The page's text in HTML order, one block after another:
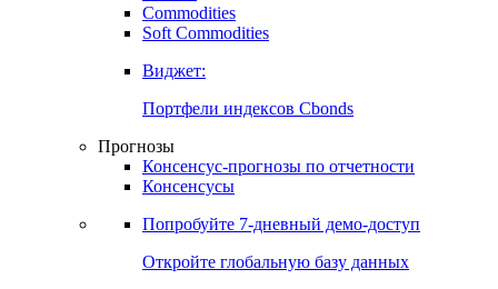
Commodities
Soft Commodities
Виджет:
Портфели индексов Cbonds
Прогнозы
Консенсус-прогнозы по отчетности
Консенсусы
Попробуйте 7-дневный демо-доступ
Откройте глобальную базу данных